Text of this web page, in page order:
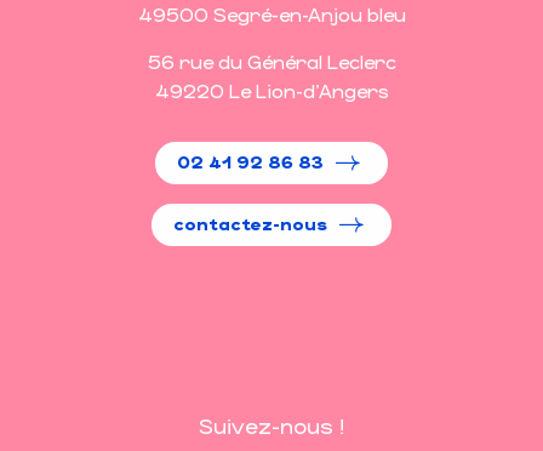
49500 Segré-en-Anjou bleu
56 rue du Général Leclerc
49220 Le Lion-d'Angers
02 41 92 86 83
contactez-nous
Suivez-nous !